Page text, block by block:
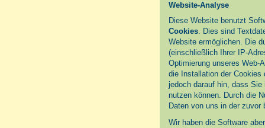
Website-Analyse
Diese Website benutzt
Cookies. Dies sind
Website ermöglichen. Die
(einschließlich Ihrer IP-
Optimierung unseres Web-
die Installation der Cookies
jedoch darauf hin, dass
nutzen können. Durch die
Daten von uns in der zuvor
Wir haben die Software